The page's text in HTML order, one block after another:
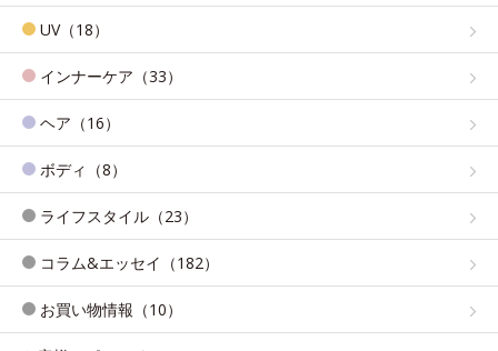
UV（18）
インナーケア（33）
ヘア（16）
ボディ（8）
ライフスタイル（23）
コラム&エッセイ（182）
お買い物情報（10）